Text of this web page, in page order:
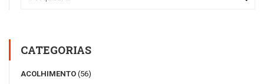
CATEGORIAS
ACOLHIMENTO (56)